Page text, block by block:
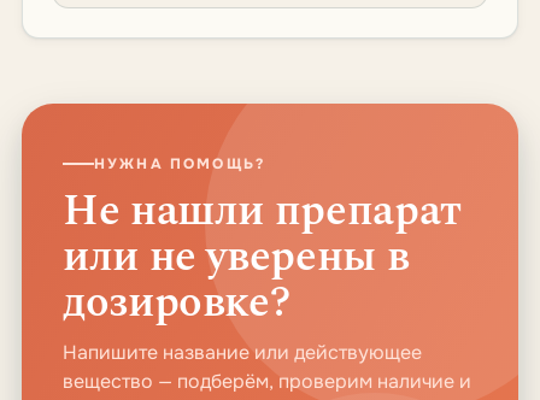
НУЖНА ПОМОЩЬ?
Не нашли препарат
или не уверены в
дозировке?
Напишите название или действующее
вещество — подберём, проверим наличие и